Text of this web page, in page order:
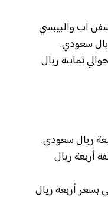
اب والبيبسي
سعودي.
ثمانية ريال
ريال سعودي.
أربعة ريال
بسعر أربعة ريال